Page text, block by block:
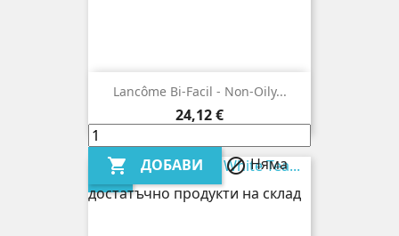
Lancôme Bi-Facil - Non-Oily...
Цена
24,12 €
 ДОБАВИ Няма
достатъчно продукти на склад
НОВ